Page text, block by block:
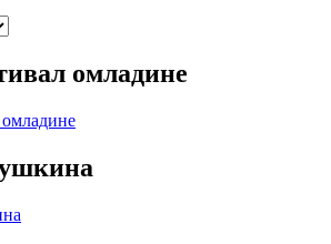
омладине